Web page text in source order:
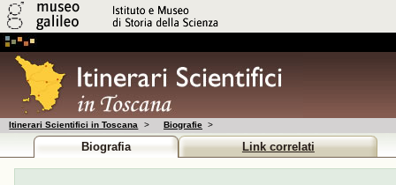
Itinerari Scientifici in Toscana > Biografie >
Biografia Link correlati